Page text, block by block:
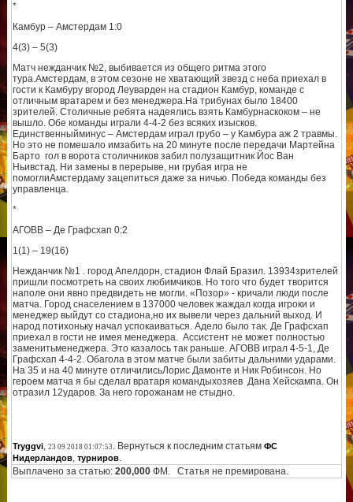
*
Камбур – Амстердам 1:0
4(3) – 5(3)
Матч нежданчик №2, выбивается из общего ритма этого
тура.Амстердам, в этом сезоне не хватающий звезд с неба приехал в
гости к Камбуру вгород Леуварден на стадион Камбур, команде с
отличным вратарем и без менеджера.На трибунах было 18400
зрителей. Столичные ребята надеялись взять Камбурнаскоком – не
вышло. Обе команды играли 4-4-2 без всяких изысков.
Единственныйминус – Амстердам играл грубо – у Камбура аж 2 травмы.
Но это не помешало имзабить на 20 минуте после передачи Мартейна
Барто гол в ворота столичников забил полузащитник Йос Ван
Ньивстад. Ни замены в перерыве, ни грубая игра не
помоглиАмстердаму зацепиться даже за ничью. Победа команды без
управленца.
*
АГОВВ – Де Графсхап 0:2
1(1) – 19(16)
Нежданчик №1 . город Апелдорн, стадион Флай Бразил. 13934зрителей
пришли посмотреть на своих любимчиков. Но того что будет творится
наполе они явно предвидеть не могли. «Позор» - кричали люди после
матча. Город снаселением в 137000 человек жаждал когда игроки и
менеджер выйдут со стадиона,но их вывели через дальний выход. И
народ потихоньку начал успокаиваться. Адело было так. Де Графсхап
приехал в гости не имея менеджера. Ассистент не может полностью
заменитьменеджера. Это казалось так раньше. АГОВВ играл 4-5-1, Де
Графсхап 4-4-2. Обагола в этом матче были забиты дальними ударами.
На 35 и на 40 минуте отличилисьЛорис Дамонте и Ник Робинсон. Но
героем матча я бы сделал вратаря командыхозяев Дана Хейскампа. Он
отразил 12ударов. За него горожанам не стыдно.
Tryggvi, 23 09 2018 01:07:53 . Вернуться к последним статьям ФС
Нидерландов, турниров.
Выплачено за статью: 200,000ФМ. Статья не премирована.